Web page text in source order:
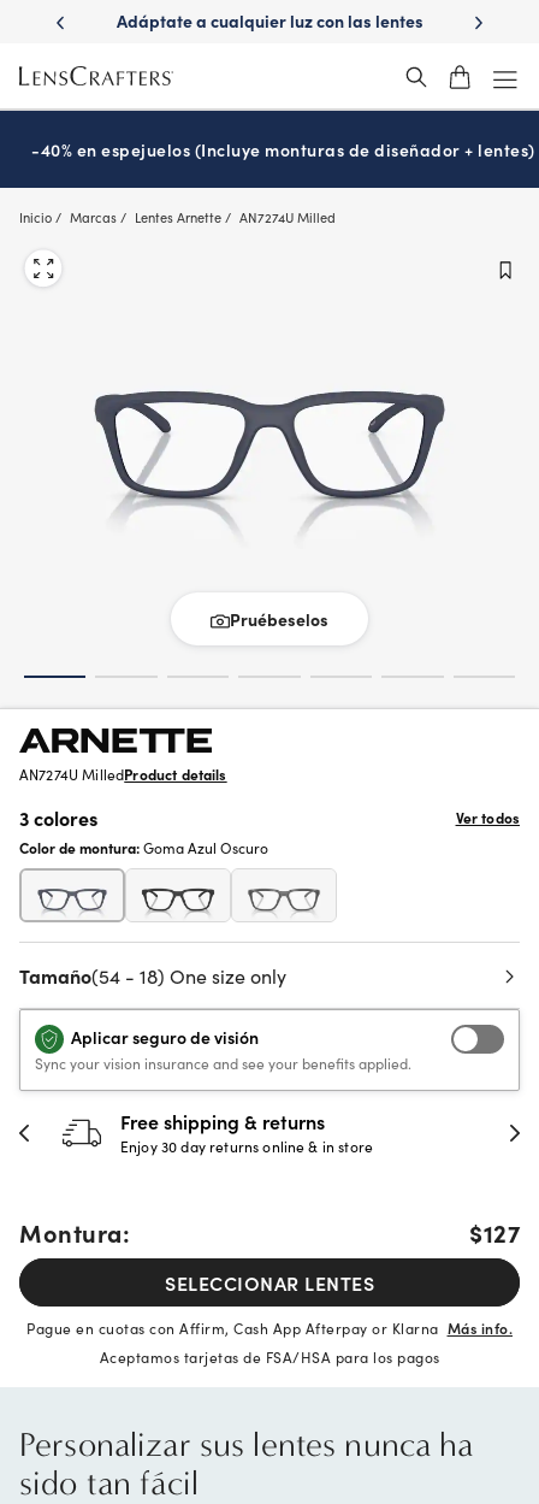
main
content
con
Adáptate a cualquier luz con las lentes
¿Es
-40% en espejuelos (Incluye monturas de diseñador + lentes)
Inicio Marcas Lentes Arnette AN7274U Milled
Pruébeselos
AN7274U MilledProduct details
3 colores
Ver todos
Color de montura:Goma Azul Oscuro
Tamaño(54 - 18) One size only
Aplicar seguro de visión
Sync your vision insurance and see your benefits applied.
returns
online & in store
30-day
Full refund or
Montura: $127
SELECCIONAR LENTES
Pague en cuotas con Affirm, Cash App Afterpay or Klarna Más info.
Aceptamos tarjetas de FSA/HSA para los pagos
Personalizar sus lentes nunca ha
sido tan fácil